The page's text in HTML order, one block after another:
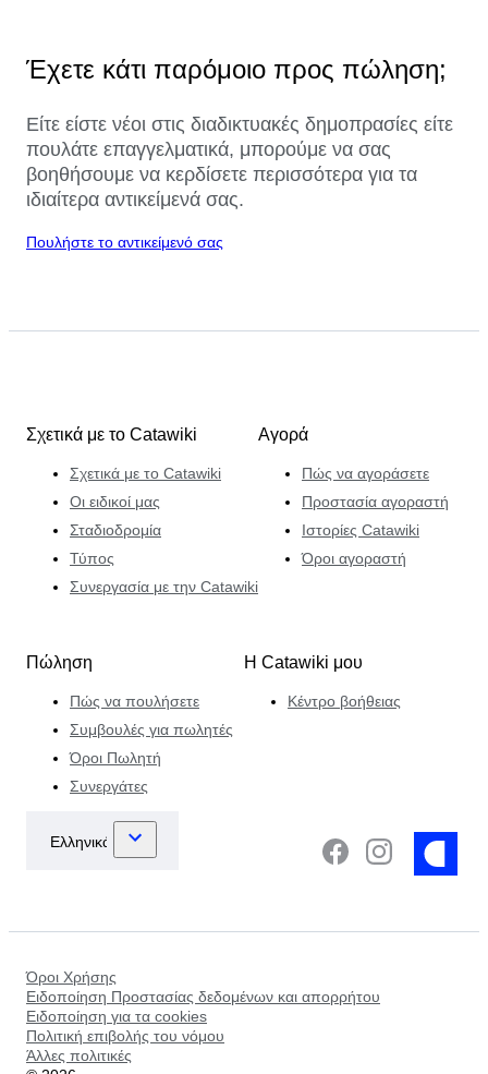
Έχετε κάτι παρόμοιο προς πώληση;
Είτε είστε νέοι στις διαδικτυακές δημοπρασίες είτε
πουλάτε επαγγελματικά, μπορούμε να σας
βοηθήσουμε να κερδίσετε περισσότερα για τα
ιδιαίτερα αντικείμενά σας.
Πουλήστε το αντικείμενό σας
Σχετικά με το Catawiki
Σχετικά με το Catawiki
Οι ειδικοί μας
Σταδιοδρομία
Τύπος
Συνεργασία με την Catawiki
Αγορά
Πώς να αγοράσετε
Προστασία αγοραστή
Ιστορίες Catawiki
Όροι αγοραστή
Πώληση
Πώς να πουλήσετε
Συμβουλές για πωλητές
Όροι Πωλητή
Συνεργάτες
Η Catawiki μου
Κέντρο βοήθειας
Όροι Χρήσης
Ειδοποίηση Προστασίας δεδομένων και απορρήτου
Ειδοποίηση για τα cookies
Πολιτική επιβολής του νόμου
Άλλες πολιτικές